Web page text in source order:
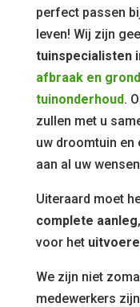
perfect passen
leven! Wij zijn
tuinspecialisten
afbraak en
tuinonderhoud.
zullen met u
uw droomtuin
aan al uw
Uiteraard moet
complete aanleg
voor het
We zijn niet
medewerkers